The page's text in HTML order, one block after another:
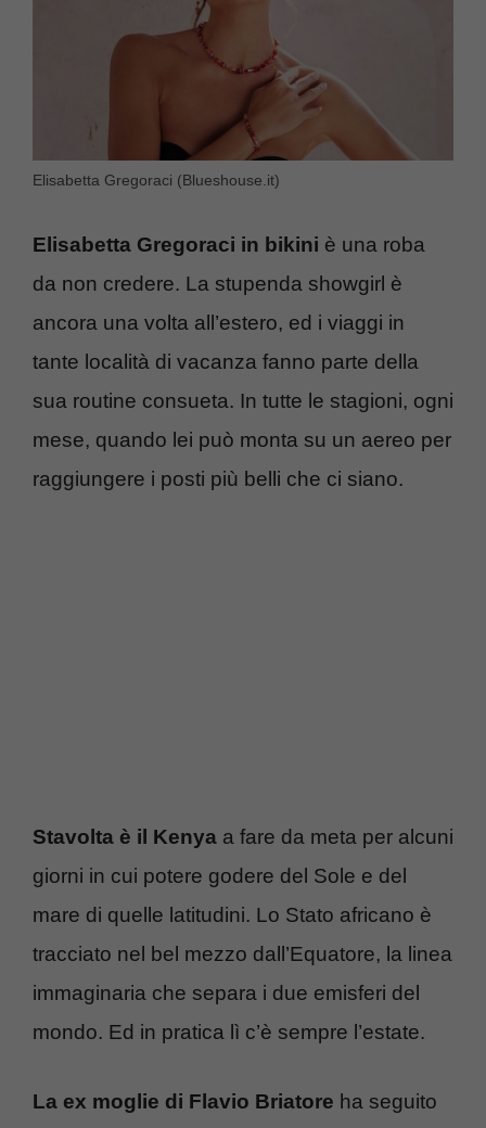
Elisabetta Gregoraci (Blueshouse.it)
Elisabetta Gregoraci in bikini è una roba
da non credere. La stupenda showgirl è
ancora una volta all’estero, ed i viaggi in
tante località di vacanza fanno parte della
sua routine consueta. In tutte le stagioni, ogni
mese, quando lei può monta su un aereo per
raggiungere i posti più belli che ci siano.
Stavolta è il Kenya a fare da meta per alcuni
giorni in cui potere godere del Sole e del
mare di quelle latitudini. Lo Stato africano è
tracciato nel bel mezzo dall’Equatore, la linea
immaginaria che separa i due emisferi del
mondo. Ed in pratica lì c’è sempre l’estate.
La ex moglie di Flavio Briatore ha seguito